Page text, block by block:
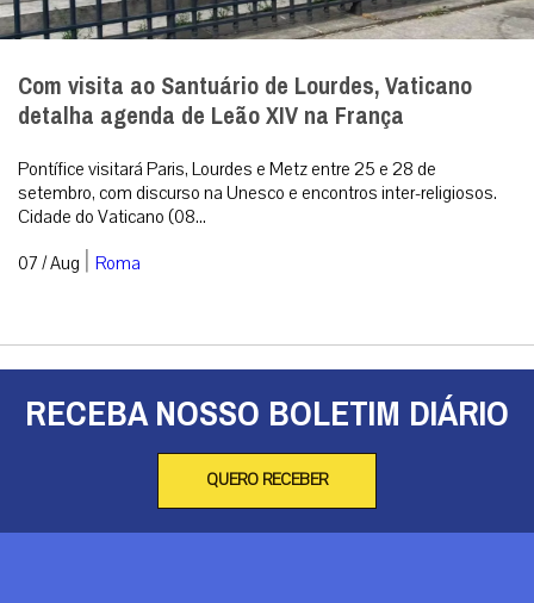
Com visita ao Santuário de Lourdes, Vaticano
detalha agenda de Leão XIV na França
Pontífice visitará Paris, Lourdes e Metz entre 25 e 28 de
setembro, com discurso na Unesco e encontros inter-religiosos.
Cidade do Vaticano (08...
07 / Aug | Roma
RECEBA NOSSO BOLETIM DIÁRIO
QUERO RECEBER